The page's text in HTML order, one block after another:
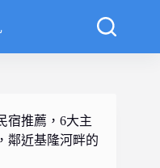
宿推薦，6大主
鄰近基隆河畔的